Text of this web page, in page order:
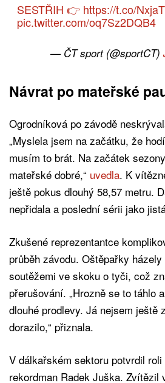
SESTŘIH 👉 https://t.co/
pic.twitter.com/oq7Sz2DQB4
— ČT sport (@sportCT)
Návrat po mateřské
Ogrodníková po závodě
„Myslela jsem na začátku, že
musím to brát. Na začátek
mateřské dobré,“ uvedla. K
ještě pokus dlouhý 58,57 metru.
nepřidala a poslední sérii jako
Zkušené reprezentantce
průběh závodu. Oštěpařky
soutěžemi ve skoku o tyči, což
přerušování. „Hrozně se to táhlo
dlouhé prodlevy. Já nejsem ještě
dorazilo,“ přiznala.
V dálkařském sektoru potvrdil
rekordman Radek Juška. Zvítězil